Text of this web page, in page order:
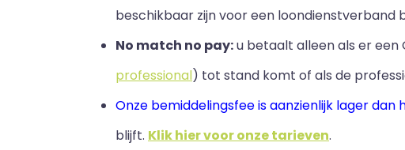
beschikbaar zijn voor een loondienstverband
No match no pay:u betaalt alleen als er een
professional) tot stand komt of als de
Onze bemiddelingsfee is aanzienlijk lager dan
blijft. Klik hier voor onze tarieven.